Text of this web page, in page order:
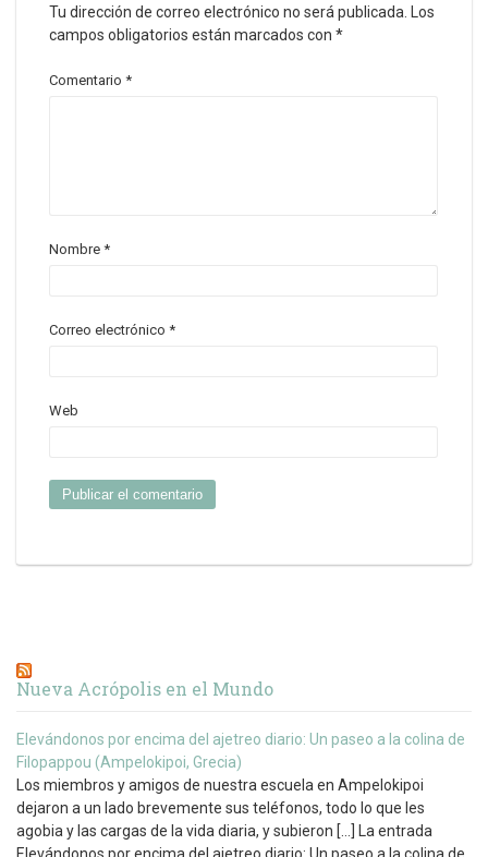
Tu dirección de correo electrónico no será publicada. Los
campos obligatorios están marcados con *
Comentario *
Nombre *
Correo electrónico *
Web
Nueva Acrópolis en el Mundo
Elevándonos por encima del ajetreo diario: Un paseo a la colina de
Filopappou (Ampelokipoi, Grecia)
Los miembros y amigos de nuestra escuela en Ampelokipoi
dejaron a un lado brevemente sus teléfonos, todo lo que les
agobia y las cargas de la vida diaria, y subieron […] La entrada